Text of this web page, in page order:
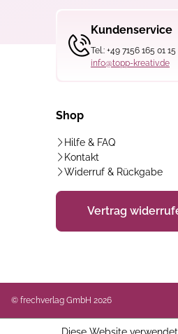
Kundenservice
Tel.: +49 7156 165 01 15
info@topp-kreativ.de
Shop
Hilfe & FAQ
Kontakt
Widerruf & Rückgabe
Vertrag
© frechverlag GmbH 2026